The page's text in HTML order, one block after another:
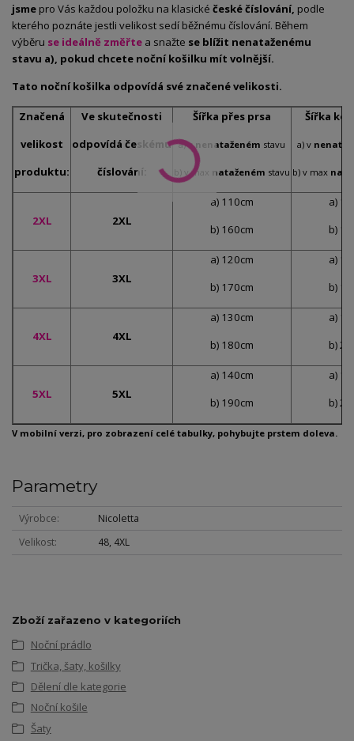
jsme pro Vás každou položku na klasické české číslování, podle
kterého poznáte jestli velikost sedí běžnému číslování. Během
výběru se ideálně změřte a snažte se blížit nenataženému
stavu a), pokud chcete noční košilku mít volnější.
Tato noční košilka odpovídá své značené velikosti.
Značená
velikost
produktu:
Ve skutečnosti
odpovídá českému
číslování:
Šířka přes prsa
a) vnenataženém stavu
b) v max nataženém stavu
Šířka
a) v
b) v max
2XL 2XL
a) 110cm
b) 160cm
a)
b)
3XL 3XL
a) 120cm
b) 170cm
a)
b)
4XL 4XL
a) 130cm
b) 180cm
a)
b)
5XL 5XL
a) 140cm
b) 190cm
a)
b)
V mobilní verzi, pro zobrazení celé tabulky, pohybujte prstem doleva.
Parametry
Výrobce
Nicoletta
Velikost
48, 4XL
Zboží zařazeno v kategoriích
Noční prádlo
Trička, šaty, košilky
Dělení dle kategorie
Noční košile
Šaty